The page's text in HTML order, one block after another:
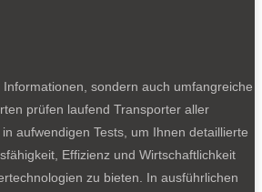
Datenschutzerklärunggelesen
sondern auch umfangreiche
prüfen laufend Transporter aller
aufwendigen Tests, um Ihnen detaillierte
Effizienz und Wirtschaftlichkeit
zu bieten. In ausführlichen